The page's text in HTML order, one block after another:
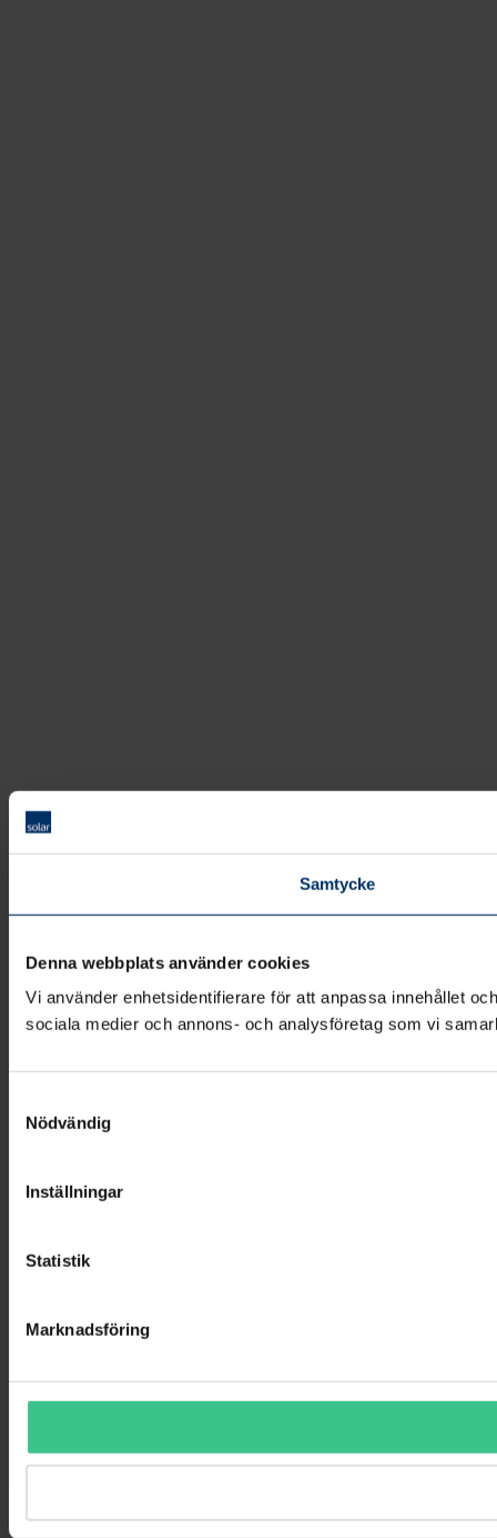
Samtycke
Denna webbplats använder cookies
Vi använder enhetsidentifierare för att anpassa innehållet
sociala medier och annons- och analysföretag som vi
Nödvändig
Inställningar
Statistik
Marknadsföring